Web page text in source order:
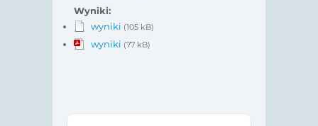
Wyniki:
wyniki (105 kB)
wyniki (77 kB)